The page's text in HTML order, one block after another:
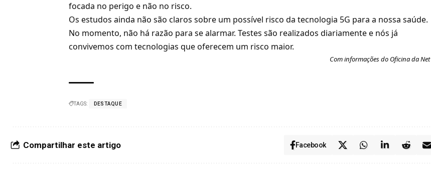
focada no perigo e não no risco.
Os estudos ainda não são claros sobre um possível risco da tecnologia 5G para a nossa saúde.
No momento, não há razão para se alarmar. Testes são realizados diariamente e nós já
convivemos com tecnologias que oferecem um risco maior.
Com informações do Oficina da Net
TAGS: DESTAQUE
Compartilhar este artigo Facebook